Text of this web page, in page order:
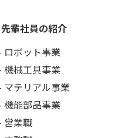
先輩社員の紹介
ロボット事業
機械工具事業
マテリアル事業
機能部品事業
営業職